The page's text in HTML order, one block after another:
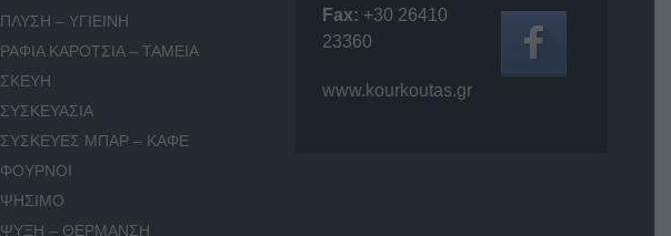
ΠΛΥΣΗ – ΥΓΙΕΙΝΗ
ΡΑΦΙΑ ΚΑΡΟΤΣΙΑ – ΤΑΜΕΙΑ
ΣΚΕΥΗ
ΣΥΣΚΕΥΑΣΙΑ
ΣΥΣΚΕΥΕΣ ΜΠΑΡ – ΚΑΦΕ
ΦΟΥΡΝΟΙ
ΨΗΣΙΜΟ
ΨΥΞΗ – ΘΕΡΜΑΝΣΗ
Fax: +30 26410
23360
www.kourkoutas.gr